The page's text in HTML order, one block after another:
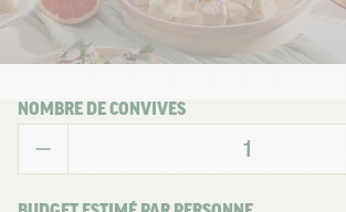
NOMBRE DE CONVIVES